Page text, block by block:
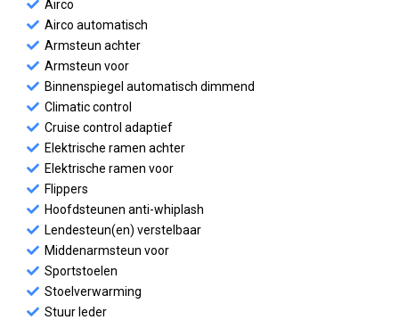
Airco
Airco automatisch
Armsteun achter
Armsteun voor
Binnenspiegel automatisch dimmend
Climatic control
Cruise control adaptief
Elektrische ramen achter
Elektrische ramen voor
Flippers
Hoofdsteunen anti-whiplash
Lendesteun(en) verstelbaar
Middenarmsteun voor
Sportstoelen
Stoelverwarming
Stuur leder